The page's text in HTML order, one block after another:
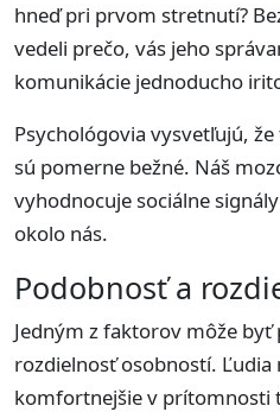
hneď pri prvom stretnutí?
vedeli prečo, vás jeho
komunikácie jednoducho
Psychológovia vysvetľujú,
sú pomerne bežné. Náš
vyhodnocuje sociálne
okolo nás.
Podobnosť a
Jedným z faktorov môže
rozdielnosť osobností. Ľudia
komfortnejšie v prítomnosti